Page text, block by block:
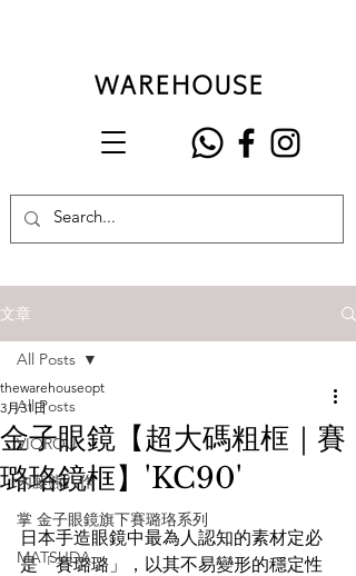
文章
All Posts
VIOROU
內藤熊八作
掌 金子眼鏡旗下賽璐珞系列
MATSUDA
All Posts
金子眼鏡【超大碼粗框｜賽
璐珞鏡框】'KC90'
thewarehouseopt
3月31日
日本手造眼鏡中最為人認知的素材定必
是「賽璐璐」，以其不易變形的穩定性